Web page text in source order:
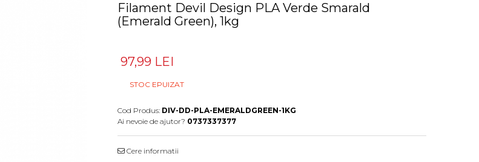
Filament Devil Design PLA Verde Smarald
(Emerald Green), 1kg
97,99 LEI
STOC EPUIZAT
Cod Produs: DIV-DD-PLA-EMERALDGREEN-1KG
Ai nevoie de ajutor? 0737337377
Cere informatii